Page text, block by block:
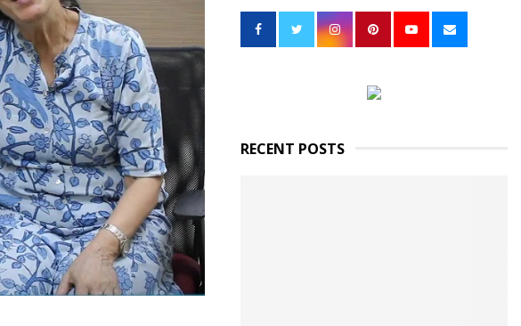
o
RECENT POSTS